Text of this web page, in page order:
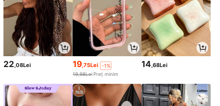
22,08Lei 19,75Lei
-1%
19,98Lei Preț minim
14,68Lei